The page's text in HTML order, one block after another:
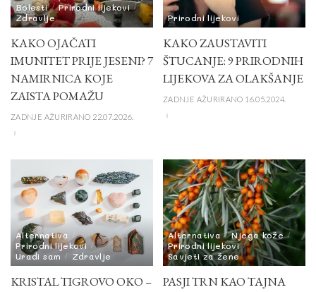
Bolesti
Prirodni lijekovi
Zdravlje
KAKO OJAČATI
IMUNITET PRIJE JESENI? 7
NAMIRNICA KOJE
ZAISTA POMAŽU
ZADNJE AŽURIRANO 22.07.2026.
Prirodni lijekovi
KAKO ZAUSTAVITI
ŠTUCANJE: 9 PRIRODNIH
LIJEKOVA ZA OLAKŠANJE
ZADNJE AŽURIRANO 16.05.2024.
Alternativa
Prirodni lijekovi
Uradi sam
Zdravlje
KRISTAL TIGROVO OKO –
Alternativa
Njega kože
Prirodni lijekovi
Savjeti za žene
PASJI TRN KAO TAJNA